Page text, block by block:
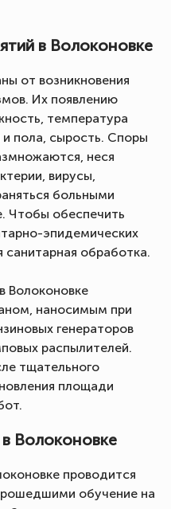
в Волоконовке
от возникновения
Их появлению
температура
пола, сырость. Споры
неся
вирусы,
больными
Чтобы обеспечить
эпидемических
санитарная обработка.
Волоконовке
наносимым при
генераторов
распылителей.
тщательного
площади
Волоконовке
проводится
обучение на